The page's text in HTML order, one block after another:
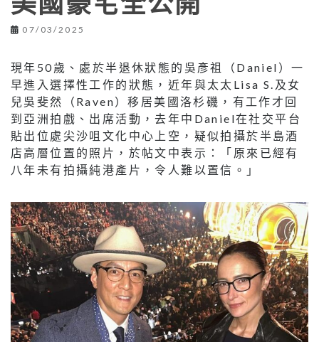
07/03/2025
現年50歲、處於半退休狀態的吳彥祖（Daniel）一
早進入選擇性工作的狀態，近年與太太Lisa S.及女
兒吳斐然（Raven）移居美國洛杉磯，有工作才回
到亞洲拍戲、出席活動，去年中Daniel在社交平台
貼出位處尖沙咀文化中心上空，疑似拍攝於半島酒
店高層位置的照片，於帖文中表示：「原來已經有
八年未有拍攝純港產片，令人難以置信。」